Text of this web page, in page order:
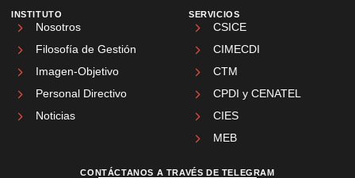
INSTITUTO
Nosotros
Filosofía de Gestión
Imagen-Objetivo
Personal Directivo
Noticias
SERVICIOS
CSICE
CIMECDI
CTM
CPDI y CENATEL
CIES
MEB
CONTÁCTANOS A TRAVÉS DE TELEGRAM